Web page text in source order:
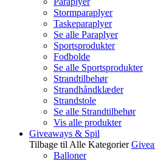
Stormparaplyer
Taskeparaplyer
Se alle Paraplyer
Sportsprodukter
Fodbolde
Se alle Sportsprodukter
Strandtilbehør
Strandhåndklæder
Strandstole
Se alle Strandtilbehør
Vis alle produkter
Giveaways & Spil
Tilbage til Alle Kategorier
Balloner